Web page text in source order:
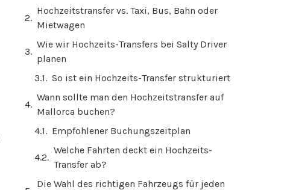
Hochzeitstransfer vs. Taxi, Bus, Bahn oder
Mietwagen
Wie wir Hochzeits-Transfers bei Salty Driver
planen
So ist ein Hochzeits-Transfer strukturiert
Wann sollte man den Hochzeitstransfer auf
Mallorca buchen?
Empfohlener Buchungszeitplan
Welche Fahrten deckt ein Hochzeits-
Transfer ab?
Die Wahl des richtigen Fahrzeugs für jeden